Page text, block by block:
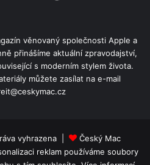
věnovaný společnosti Apple a
přinášíme aktuální zpravodajství,
s moderním stylem života.
můžete zasílat na e-mail
vyhrazena |
Český Mac
reklam používáme soubory